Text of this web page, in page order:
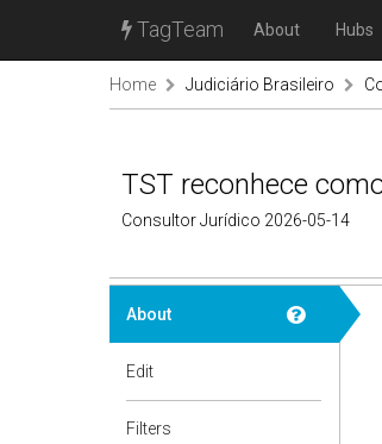
TagTeam About Hubs
Home Judiciário Brasileiro
TST reconhece
Consultor Jurídico 2026-05-14
About
Edit
Filters